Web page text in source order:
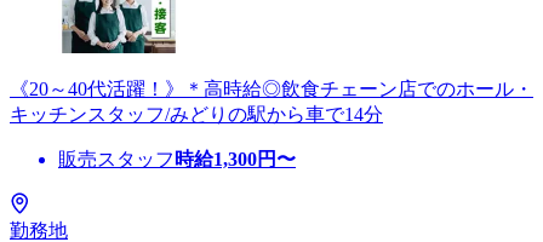
《20～40代活躍！》＊高時給◎飲食チェーン店でのホール・
キッチンスタッフ/みどりの駅から車で14分
販売スタッフ 時給1,300円〜
勤務地